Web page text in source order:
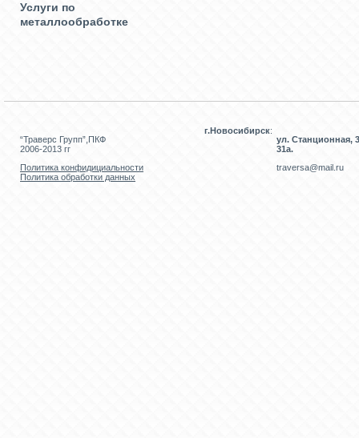
Услуги по
металлообработке
“Траверс Групп”,ПКФ
2006-2013 гг
Политика конфидициальности
Политика обработки данных
г.Новосибирск:
ул. Станционная,
31а.
traversa@mail.ru